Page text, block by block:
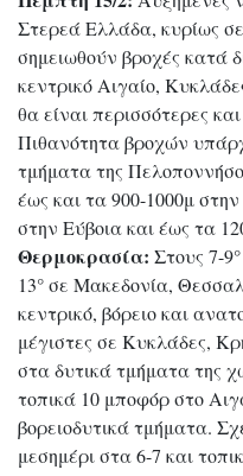
Στερεά Ελλάδα, κυρίως
σημειωθούν βροχές κατά
κεντρικό Αιγαίο,
θα είναι περισσότερες
Πιθανότητα βροχών
τμήματα της
έως και τα 900-1000μ
στην Εύβοια και έως τα
Θερμοκρασία: Στους 7-
13° σε Μακεδονία,
κεντρικό, βόρειο και
μέγιστες σε Κυκλάδες,
στα δυτικά τμήματα της
τοπικά 10 μποφόρ στο
βορειοδυτικά τμήματα.
μεσημέρι στα 6-7 και